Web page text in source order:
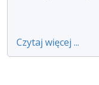
Czytaj więcej ...